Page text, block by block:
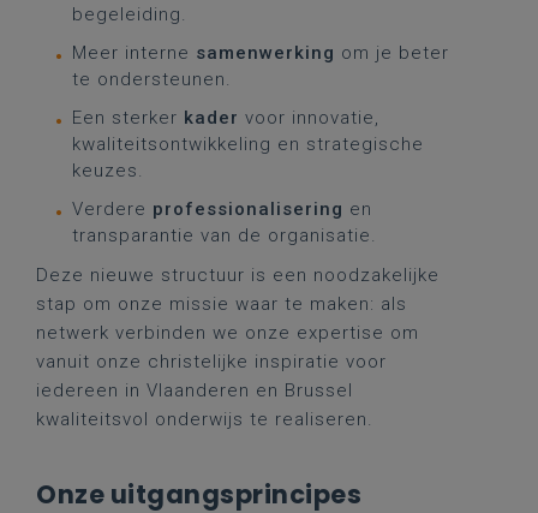
begeleiding.
Meer interne samenwerking om je beter
te ondersteunen.
Een sterker kader voor innovatie,
kwaliteitsontwikkeling en strategische
keuzes.
Verdere professionalisering en
transparantie van de organisatie.
Deze nieuwe structuur is een noodzakelijke
stap om onze missie waar te maken: als
netwerk verbinden we onze expertise om
vanuit onze christelijke inspiratie voor
iedereen in Vlaanderen en Brussel
kwaliteitsvol onderwijs te realiseren.
Onze uitgangsprincipes